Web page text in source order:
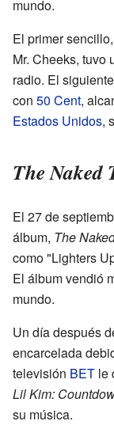
mundo.
El primer
Mr. Cheeks, tuvo
radio. El
con 50 Cent,
Estados Unidos,
The Naked
El 27 de
álbum, The
como "Lighters
El álbum vendió
mundo.
Un día después
encarcelada
televisión BET le
Lil Kim:
su música.